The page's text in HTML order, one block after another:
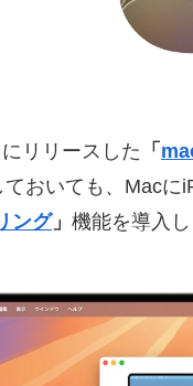
リリースした 「
おいても、Mac
ング」 機能を導入し